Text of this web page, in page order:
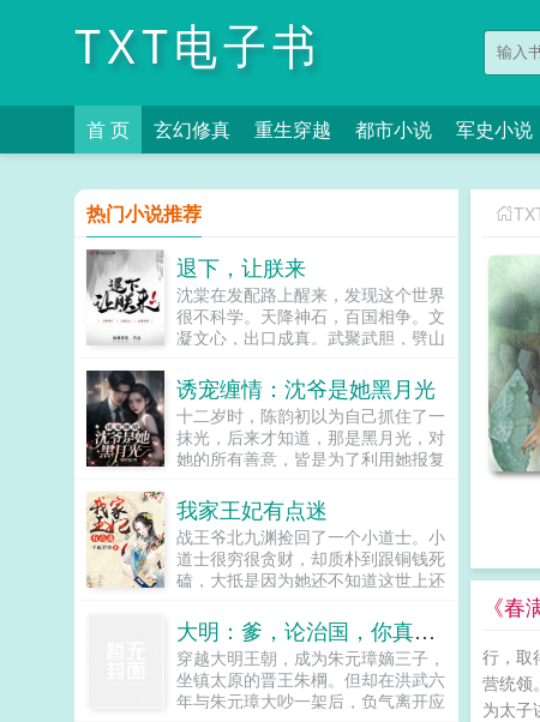
TXT电子书
首 页 玄幻修真 重生穿越 都市小说 军史小说
《
行，取
营统领
为太子
热门小说推荐
退下，让朕来
沈棠在发配路上醒来，发现这个世界
很不科学。天降神石，百国相争。文
凝文心，出口成真。武聚武胆，劈山
马，下一秒甲胄附身，长枪在手，一
人成军，千军万马能杀个七进七出！
她眼里的痨病鬼，口念星罗棋布，苍
天如圆盖，陆地似棋局，排兵布阵，
信手拈来！这TM都不能算不科学
了！而她主公，北郡大旱，您要不哭
一哭？沈棠主公，南州洪涝，您要不
多笑笑？沈棠看着被她干掉的十大碗
米饭，比脸干净的口袋，以及一群嗷
民，疑似饭桶转世真灵魂画手的村长
沈棠，不得不放弃心爱的画笔，被迫
走上应聘诸侯之路。PS已完结种田
争霸文女帝直播攻略，休闲慢穿大佬
文大佬退休之后。...
诱宠缠情：沈爷是她黑月光
十二岁时，陈韵初以为自己抓住了一
抹光，后来才知道，那是黑月光，对
她的所有善意，皆是为了利用她报复
雨里落魄我又成了没人要的了他却说
我要。...
我家王妃有点迷
战王爷北九渊捡回了一个小道士。小
道士很穷很贪财，却质朴到跟铜钱死
磕，大抵是因为她还不知道这世上还
看她无数次穷得把自己的铜钱剑拆了
补补了拆，三观有点崩。...
大明：爹，论治国，你真不行
穿越大明王朝，成为朱元璋嫡三子，
坐镇太原的晋王朱棡。但却在洪武六
年与朱元璋大吵一架后，负气离开应